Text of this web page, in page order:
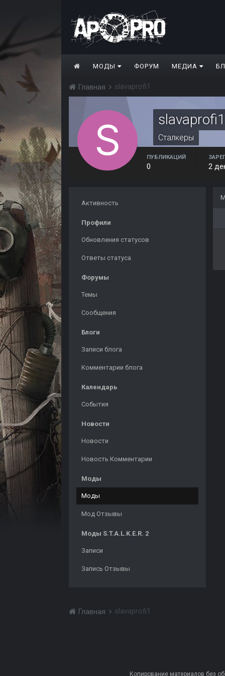
МОДЫ ФОРУМ МЕДИА
Главная slavaprofi1
slavaprofi1
Сталкеры
ПУБЛИКАЦИЙ
0 2
Активность
Профили
Обновления статусов
Ответы статуса
Форумы
Темы
Сообщения
Блоги
Записи блога
Комментарии блога
Календарь
События
Новости
Новости
Новость Комментарии
Моды
Моды
Мод Отзывы
Моды S.T.A.L.K.E.R. 2
Записи
Запись Отзывы
Главная slavaprofi1
Копирование материалов без